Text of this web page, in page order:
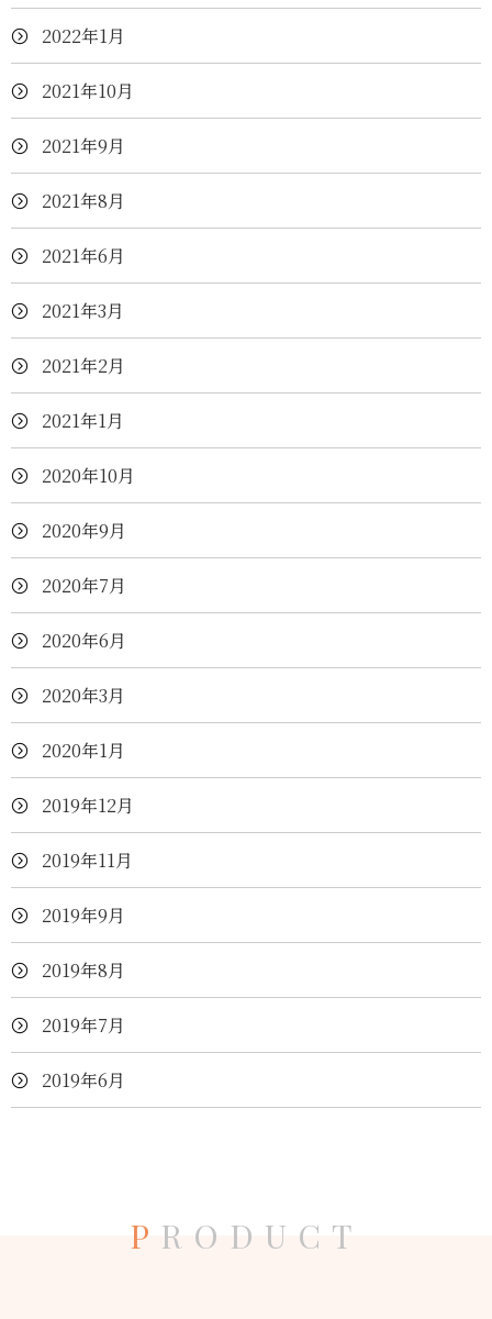
2022年1月
2021年10月
2021年9月
2021年8月
2021年6月
2021年3月
2021年2月
2021年1月
2020年10月
2020年9月
2020年7月
2020年6月
2020年3月
2020年1月
2019年12月
2019年11月
2019年9月
2019年8月
2019年7月
2019年6月
P RODUCT